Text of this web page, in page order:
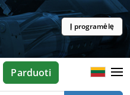
Į programėlę
Parduoti